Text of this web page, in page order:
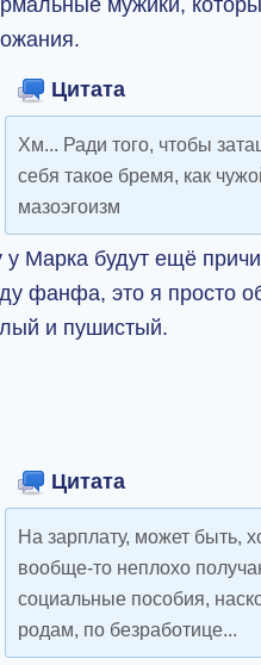
Цитата
Хм... Ради того, чтобы
себя такое бремя, как
мазоэгоизм
у Марка будут ещё
фанфа, это я просто
и пушистый.
Цитата
На зарплату, может быть,
вообще-то неплохо
социальные пособия,
родам, по безработице...